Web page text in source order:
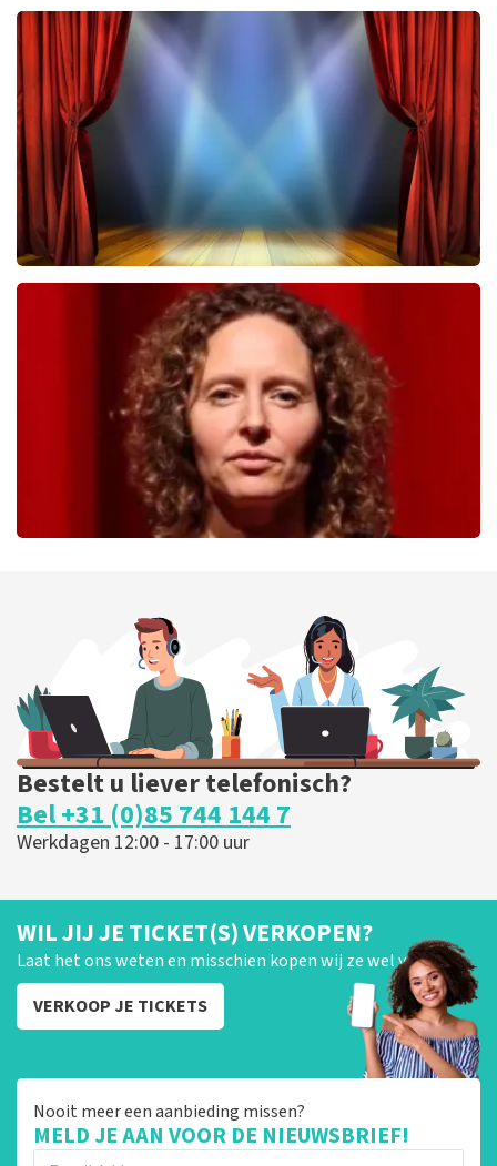
Megadeth
322 laatste 30 minuten
BESTEL NU
40 45 De Musical
laatste 30 minuten
BESTEL NU
BESTEL NU
Bestelt u liever telefonisch?
Bel +31 (0)85 744 144 7
Werkdagen 12:00 - 17:00 uur
WIL JIJ JE TICKET(S) VERKOPEN?
Laat het ons weten en misschien kopen wij ze wel van je!
VERKOOP JE TICKETS
Nooit meer een aanbieding missen?
MELD JE AAN VOOR DE NIEUWSBRIEF!